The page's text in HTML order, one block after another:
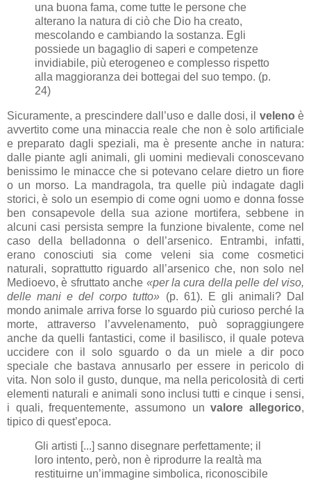
una buona fama, come tutte le persone che
alterano la natura di ciò che Dio ha creato,
mescolando e cambiando la sostanza. Egli
possiede un bagaglio di saperi e competenze
invidiabile, più eterogeneo e complesso rispetto
alla maggioranza dei bottegai del suo tempo. (p.
24)
Sicuramente, a prescindere dall’uso e dalle dosi, il velenoè
avvertito come una minaccia reale che non è solo artificiale
e preparato dagli speziali, ma è presente anche in natura:
dalle piante agli animali, gli uomini medievali conoscevano
benissimo le minacce che si potevano celare dietro un fiore
o un morso. La mandragola, tra quelle più indagate dagli
storici, è solo un esempio di come ogni uomo e donna fosse
ben consapevole della sua azione mortifera, sebbene in
alcuni casi persista sempre la funzione bivalente, come nel
caso della belladonna o dell’arsenico. Entrambi, infatti,
erano conosciuti sia come veleni sia come cosmetici
naturali, soprattutto riguardo all’arsenico che, non solo nel
Medioevo, è sfruttato anche «per la cura della pelle del viso,
delle mani e del corpo tutto» (p. 61). E gli animali? Dal
mondo animale arriva forse lo sguardo più curioso perché la
morte, attraverso l’avvelenamento, può sopraggiungere
anche da quelli fantastici, come il basilisco, il quale poteva
uccidere con il solo sguardo o da un miele a dir poco
speciale che bastava annusarlo per essere in pericolo di
vita. Non solo il gusto, dunque, ma nella pericolosità di certi
elementi naturali e animali sono inclusi tutti e cinque i sensi,
i quali, frequentemente, assumono unvalore allegorico,
tipico di quest’epoca.
Gli artisti [...] sanno disegnare perfettamente; il
loro intento, però, non è riprodurre la realtà ma
restituirne un’immagine simbolica, riconoscibile